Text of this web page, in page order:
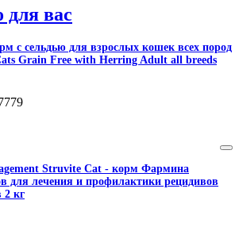
для вас
с сельдью для взрослых кошек всех пород
Grain Free with Herring Adult all breeds
Struvite Cat - корм Фармина
для лечения и профилактики рецидивов
2 кг